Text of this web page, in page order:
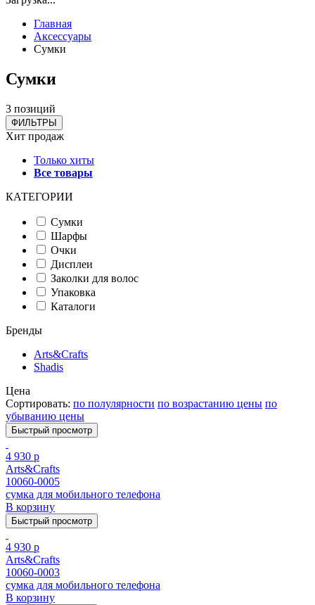
Главная
Аксессуары
Сумки
Сумки
3 позиций
ФИЛЬТРЫ
Хит продаж
Только хиты
Все товары
КАТЕГОРИИ
Сумки
Шарфы
Очки
Дисплеи
Заколки для волос
Упаковка
Каталоги
Бренды
Arts&Crafts
Shadis
Цена
Сортировать: по полулярности по возрастанию цены по
убыванию цены
Быстрый просмотр
4 930 р
Arts&Crafts
10060-0005
сумка для мобильного телефона
В корзину
Быстрый просмотр
4 930 р
Arts&Crafts
10060-0003
сумка для мобильного телефона
В корзину